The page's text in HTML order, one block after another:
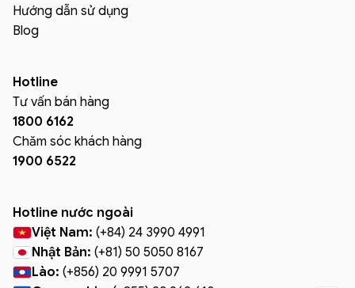
Hướng dẫn sử dụng
Blog
Hotline
Tư vấn bán hàng
1800 6162
Chăm sóc khách hàng
1900 6522
Hotline nước ngoài
Việt Nam: (+84) 24 3990 4991
Nhật Bản: (+81) 50 5050 8167
Lào: (+856) 20 9991 5707